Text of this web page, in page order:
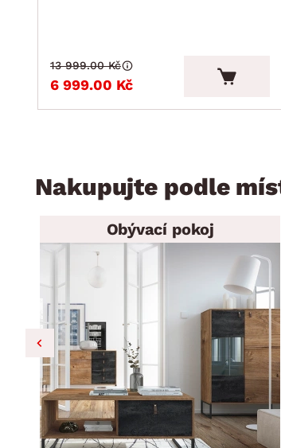
6 999.00 Kč
13 999.00 Kč
Nakupujte podle
Obývací pokoj